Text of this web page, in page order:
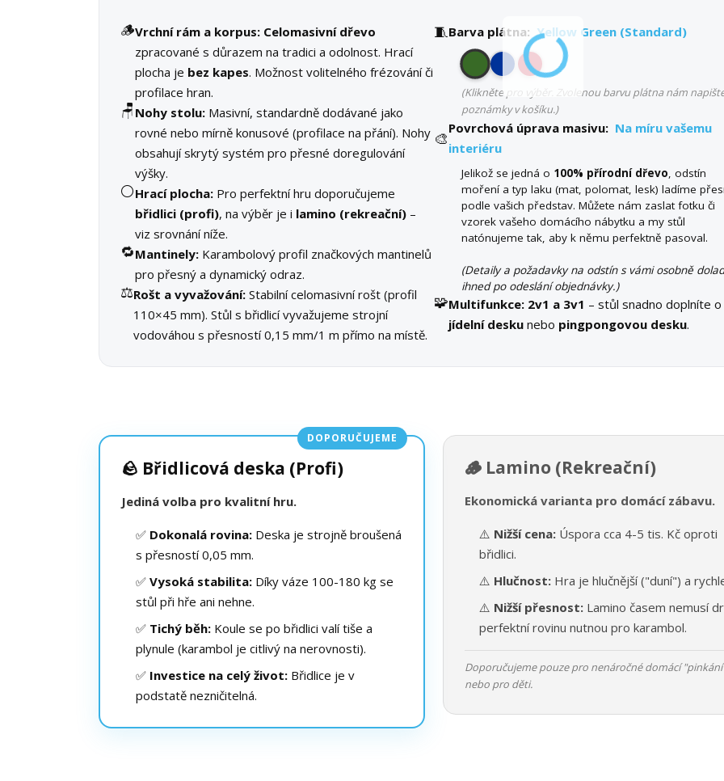
🪵Vrchní rám a korpus: Celomasivní dřevo
zpracované s důrazem na tradici a odolnost. Hrací
plocha je bez kapes. Možnost volitelného frézování či
profilace hran.
🪑 Nohy stolu: Masivní, standardně dodávané jako
rovné nebo mírně konusové (profilace na přání). Nohy
obsahují skrytý systém pro přesné doregulování
výšky.
⚪Hrací plocha: Pro perfektní hru doporučujeme
břidlici (profi), na výběr je i lamino (rekreační) –
viz srovnání níže.
🔁Mantinely: Karambolový profil značkových mantinelů
pro přesný a dynamický odraz.
⚖️Rošt a vyvažování: Stabilní celomasivní rošt (profil
110×45 mm). Stůl s břidlicí vyvažujeme strojní
vodováhou s přesností 0,15 mm/1 m přímo na místě.
🧵Barva plátna: Yellow Green (Standard)
(Klikněte pro výběr. Zvolenou barvu plátna nám
poznámky v košíku.)
🎨
Povrchová úprava masivu: Na míru vašemu
interiéru
Jelikož se jedná o 100% přírodní dřevo, odstín
moření a typ laku (mat, polomat, lesk) ladíme
podle vašich představ. Můžete nám zaslat fotku či
vzorek vašeho domácího nábytku a my stůl
natónujeme tak, aby k němu perfektně pasoval.
(Detaily a požadavky na odstín s vámi osobně
ihned po odeslání objednávky.)
🧩Multifunkce:2v1 a 3v1 – stůl snadno doplníte o
jídelní deskunebo pingpongovou desku.
DOPORUČUJEME
🪨 Břidlicová deska (Profi)
Jediná volba pro kvalitní hru.
✅ Dokonalá rovina: Deska je strojně broušená
s přesností 0,05 mm.
✅ Vysoká stabilita: Díky váze 100-180 kg se
stůl při hře ani nehne.
✅ Tichý běh: Koule se po břidlici valí tiše a
plynule (karambol je citlivý na nerovnosti).
✅ Investice na celý život: Břidlice je v
podstatě nezničitelná.
🪵 Lamino (Rekreační)
Ekonomická varianta pro domácí zábavu.
⚠️ Nižší cena:Úspora cca 4-5 tis. Kč oproti
břidlici.
⚠️ Hlučnost:Hra je hlučnější ("duní") a
⚠️ Nižší přesnost:Lamino časem nemusí
perfektní rovinu nutnou pro karambol.
Doporučujeme pouze pro nenáročné domácí
nebo pro děti.